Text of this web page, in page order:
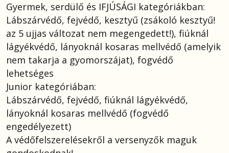
Gyermek, serdülő és IFJÚSÁGI kategóriákban:
Lábszárvédő, fejvédő, kesztyű (zsákoló kesztyű!
az 5 ujjas változat nem megengedett!), fiúknál
lágyékvédő, lányoknál kosaras mellvédő (amelyik
nem takarja a gyomorszájat), fogvédő
lehetséges
Junior kategóriában:
Lábszárvédő, fejvédő, fiúknál lágyékvédő,
lányoknál kosaras mellvédő (fogvédő
engedélyezett)
A védőfelszerelésekről a versenyzők maguk